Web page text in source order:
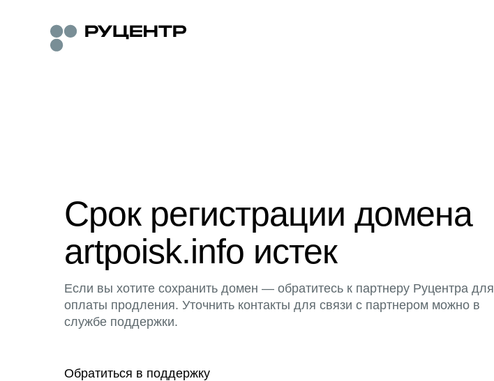
Срок регистрации домена
artpoisk.info истек
Если вы хотите сохранить домен — обратитесь к партнеру Руцентра для
оплаты продления. Уточнить контакты для связи с партнером можно в
службе поддержки.
Обратиться в поддержку